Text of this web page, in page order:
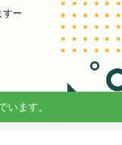
すー
います。